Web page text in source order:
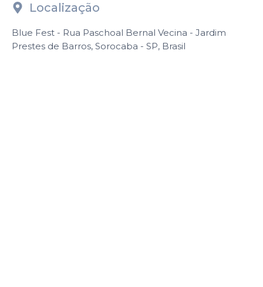
Localização
Blue Fest - Rua Paschoal Bernal Vecina - Jardim
Prestes de Barros, Sorocaba - SP, Brasil